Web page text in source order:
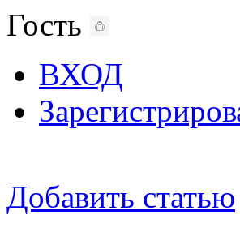
Гость
ВХОД
Добавить статью